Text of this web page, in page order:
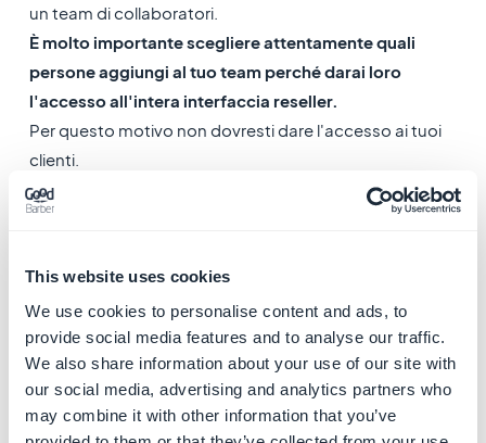
This website uses cookies
We use cookies to personalise content and ads, to
provide social media features and to analyse our traffic.
We also share information about your use of our site with
our social media, advertising and analytics partners who
may combine it with other information that you’ve
un team di collaboratori.
È molto importante scegliere attentamente quali
persone aggiungi al tuo team perché darai loro
l'accesso all'intera interfaccia reseller.
Per questo motivo non dovresti dare l'accesso ai tuoi
clienti.
Dare al collaboratore l'accesso:
2. Invita qualcuno a unirsi al tuo team inserendo il suo
account ID*.
*Se non hanno un account ID, inserisci il loro indirizzo e-
mail.
Un' e-mail di invito verrà inviata a questo indirizzo e-
mail, in modo che possano connettersi all'interfaccia